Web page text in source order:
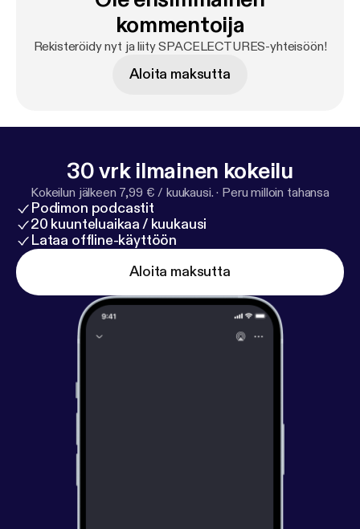
kommentoija
Rekisteröidy nyt ja liity SPACELECTURES-yhteisöön!
Aloita maksutta
30 vrk ilmainen kokeilu
Kokeilun jälkeen 7,99 € / kuukausi. · Peru milloin tahansa
Podimon podcastit
20 kuunteluaikaa / kuukausi
Lataa offline-käyttöön
Aloita maksutta